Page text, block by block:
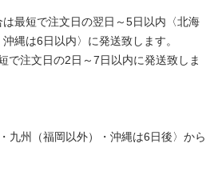
最短で注文日の翌日～5日以内〈北海
縄は6日以内〉に発送致します。
で注文日の2日～7日以内に発送致しま
九州（福岡以外）・沖縄は6日後〉から